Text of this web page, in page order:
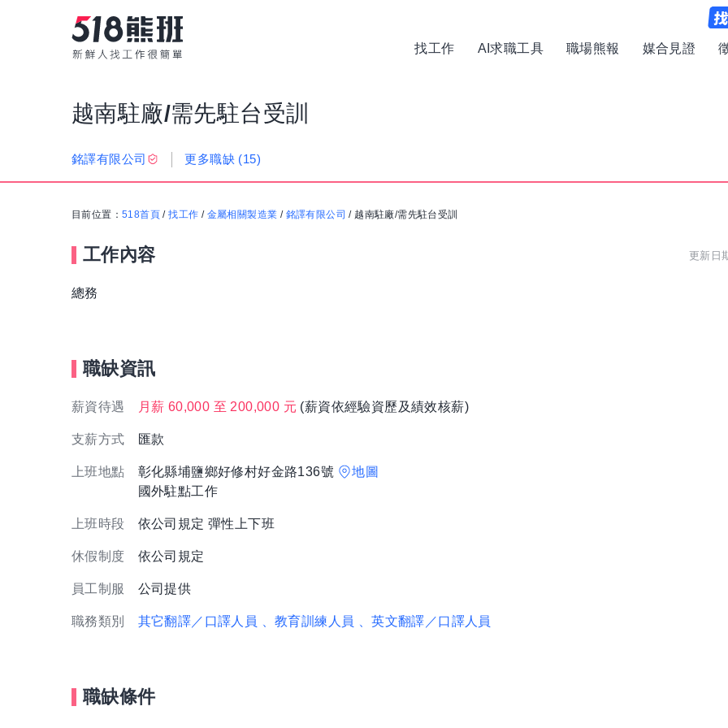
找工作 AI求職工具 職場熊報 媒合見證
越南駐廠/需先駐台受訓
銘譯有限公司 更多職缺 (15)
目前位置： 518首頁 /找工作 / 金屬相關製造業 / 銘譯有限公司 / 越南駐廠/需先駐台受訓
工作內容 更新日
總務
職缺資訊
薪資待遇 月薪 60,000 至 200,000 元 (薪資依經驗資歷及績效核薪)
支薪方式 匯款
上班地點 彰化縣埔鹽鄉好修村好金路136號
地圖
國外駐點工作
上班時段 依公司規定 彈性上下班
休假制度 依公司規定
員工制服 公司提供
職務類別 其它翻譯／口譯人員 、教育訓練人員 、英文翻譯／口譯人員
職缺條件